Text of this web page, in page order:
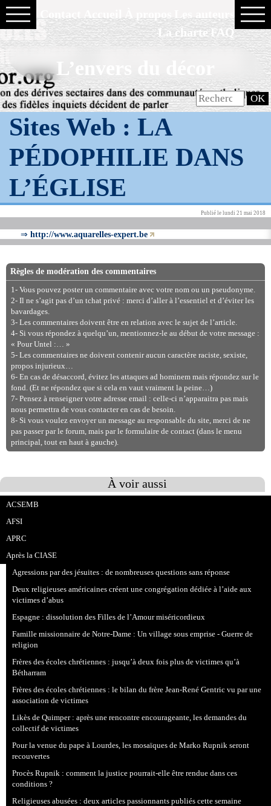
La charte FAQ
L’envers du décor
Sites Web :LA
PÉDOPHILIE DANS
L’ÉGLISE
Publié le lundi 21 mai 2018
⇒http://www.aquarelles-expert.be
Règles de modération des commentaires
1- Vous pouvez poster un commentaire avec votre nom ou un pseudonyme.
2- Il ne s’agit pas d’un tchat privé : merci d’aller à l’essentiel et d’éviter les
bavardages.
3- Les commentaires doivent être en relation avec le sujet de l’article.
4- Si vous répondez à quelqu’un, mentionnez-le au début de votre message :
« Pour Untel :… »
5- Les commentaires ne doivent contenir aucun caractère raciste, sexiste,
propos injurieux…
6- En cas de désaccord, évitez les attaques ad hominem mais répondez sur le
fond. (Et ne répondez que si cela en vaut vraiment la peine…)
7- Pensez à renseigner votre adresse email : celle-ci n’apparaitra pas mais
nous permettra de vous contacter en cas de besoin.
8- Si vous voulez envoyer un message au responsable du site, merci de ne
pas passer par le forum, mais par le formulaire de contact (dans le menu
principal, tout en haut à gauche).
À voir aussi
ACSEMB
AFSI
APRC
Après la CIASE
Agressions par des jésuites : de nombreuses questions sans réponse
Deux religieuses américaines créent une congrégation dédiée à l’aide aux
victimes d’abus
Espagne : dissolution des Filles de l’Amour miséricordieux
Famille missionnaire de Notre-Dame : Un village sous emprise - Guerre de
religion
Frères des écoles chrétiennes : jusqu’à deux fois plus de victimes qu’à
Bétharram
Frères des écoles chrétiennes : le bilan du frère Jean-René Gentric vu par une
association de victimes
Likès de Quimper : après une rencontre encourageante, les demandes du
collectif de victimes
Pour la venue du pape à Lourdes, les mosaïques de Marko Rupnik seront
recouvertes
Procès Rupnik : comment la justice pourrait-elle être rendue dans ces
conditions ?
Religieuses abusées : deux articles passionnants publiés cette semaine